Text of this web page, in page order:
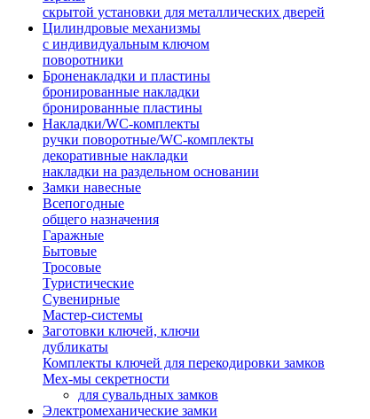
скрытой установки для металлических дверей
Цилиндровые механизмы
с индивидуальным ключом
поворотники
Броненакладки и пластины
бронированные накладки
бронированные пластины
Накладки/WC-комплекты
ручки поворотные/WC-комплекты
декоративные накладки
накладки на раздельном основании
Замки навесные
Всепогодные
общего назначения
Гаражные
Бытовые
Тросовые
Туристические
Сувенирные
Мастер-системы
Заготовки ключей, ключи
дубликаты
Комплекты ключей для перекодировки замков
Мех-мы секретности
для сувальдных замков
Электромеханические замки